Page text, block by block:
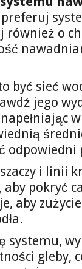
również o
być sieć
jego
odpowiedni
i linii
aby pokryć
aby
systemu,
gleby,